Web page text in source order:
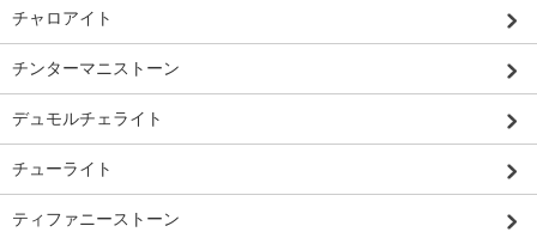
チャロアイト
チンターマニストーン
デュモルチェライト
チューライト
ティファニーストーン